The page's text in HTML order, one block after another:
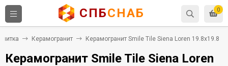
0
СПБСНАБ
Керамогранит Керамогранит Smile Tile Siena Loren 19.8x19.8
Керамогранит Smile Tile Siena Loren